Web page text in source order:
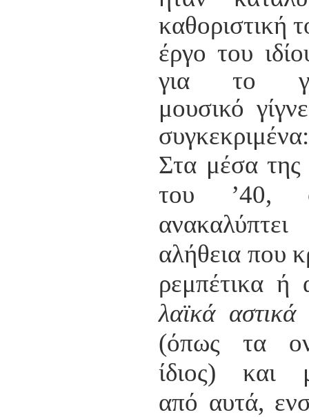
καθοριστική
έργο του
για το
μουσικό
συγκεκριμένα:
Στα μέσα της
του
αλήθεια που
ρεμπέτικα ή
λαϊκά αστικά
(όπως τα
ίδιος) και
από αυτά,